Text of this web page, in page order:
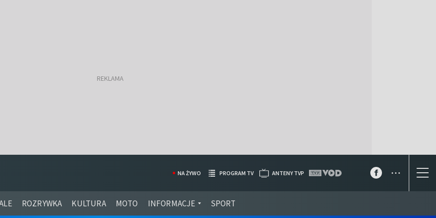
ROZRYWKA KULTURA MOTO INFORMACJE SPORT
NA ŻYWO PROGRAM TV ANTENY TVP ...